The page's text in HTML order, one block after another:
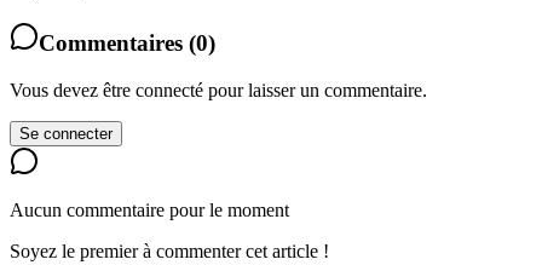
Commentaires (0)
Vous devez être connecté pour laisser un commentaire.
Se connecter
Aucun commentaire pour le moment
Soyez le premier à commenter cet article !